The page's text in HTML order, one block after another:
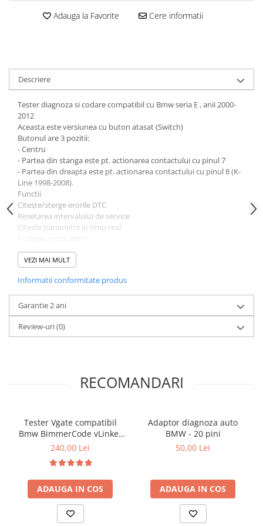
Adauga la Favorite Cere informatii
Descriere
Tester diagnoza si codare compatibil cu Bmw seria E , anii 2000-
2012
Aceasta este versiunea cu buton atasat (Switch)
Butonul are 3 pozitii:
- Centru
- Partea din stanga este pt. actionarea contactului cu pinul 7
- Partea din dreapta este pt. actionarea contactului cu pinul 8 (K-
Line 1998-2008).
Functii
Citeste/sterge erorile DTC
Resetarea intervalului de service
Citeste parametrii in timp real
Codarea ECU-lui (activare DRL, memorarea scaunului pe cheie,
beep dupa inchiderea autovehiculului)
debitmetrul)
Aceste functii pot sa difere in functie de marca,model,an
fabricatie,dotari,etc.Cu siguranta nu toate functii vor fi
disponibile pe toate modelele.
Interfata este compatibila cu urmatoarele programe:
- Rheingold
- ISTA D / P
BimmerCode
BimmerLink
VEZI MAI MULT
Informatii conformitate produs
Garantie 2 ani
Review-uri(0)
RECOMANDARI
Tester Vgate compatibil
Bmw BimmerCode vLinker
BM+
240,00 Lei
ADAUGA IN COS
Adaptor diagnoza auto
BMW - 20 pini
50,00 Lei
ADAUGA IN COS